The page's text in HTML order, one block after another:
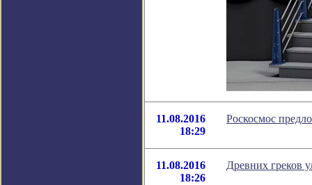
11.08.2016
18:29
Роскосмос
11.08.2016
18:26
Древних греков